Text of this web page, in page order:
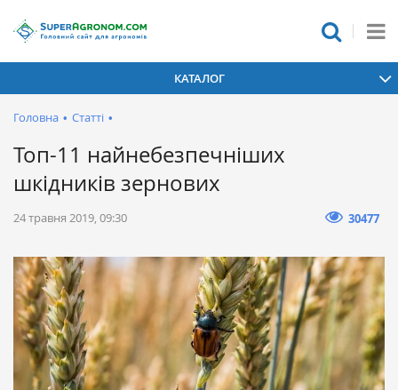
КАТАЛОГ
Головна • Статті •
Топ-11 найнебезпечніших
шкідників зернових
24 травня 2019, 09:30 30477